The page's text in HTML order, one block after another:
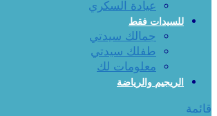
عيادة السكري
للسيدات فقط
جمالك سيدتي
طفلك سيدتي
معلومات لك
الريجيم والرياضة
قائمة